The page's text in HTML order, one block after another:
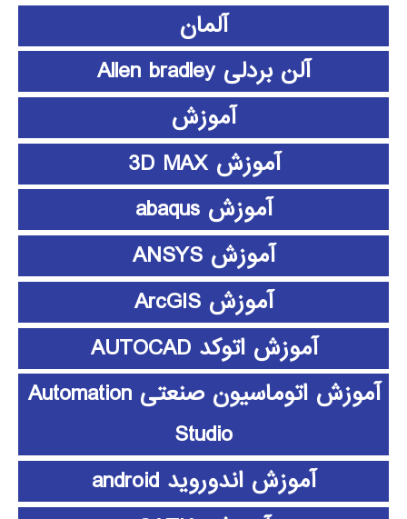
آلمان
آلن بردلی Allen bradley
آموزش
آموزش 3D MAX
آموزش abaqus
آموزش ANSYS
آموزش ArcGIS
آموزش اتوکد AUTOCAD
آموزش اتوماسیون صنعتی Automation
Studio
آموزش اندوروید android